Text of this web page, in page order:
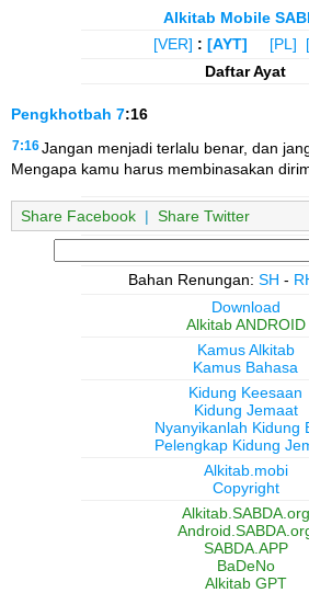
Alkitab Mobile
[VER] : [AYT] [PL]
Daftar Ayat
Pengkhotbah 7:16
7:16Jangan menjadi terlalu benar, dan
Mengapa kamu harus membinasakan
Share Facebook | Share Twitter
Bahan Renungan: SH -
Download
Alkitab ANDROID
Kamus Alkitab
Kamus Bahasa
Kidung Keesaan
Kidung Jemaat
Nyanyikanlah Kidung
Pelengkap Kidung
Alkitab.mobi
Copyright
Alkitab.SABDA.org
SABDA.APP
BaDeNo
Alkitab GPT